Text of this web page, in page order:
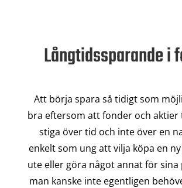
Långtidssparande i
Att börja spara så tidigt som
bra eftersom att fonder och
stiga över tid och inte över en
enkelt som ung att vilja köpa en
ute eller göra något annat för sina
man kanske inte egentligen